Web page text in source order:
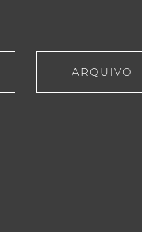
ARQUIVO